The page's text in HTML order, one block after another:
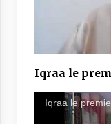
Iqraa le
Iqraa le